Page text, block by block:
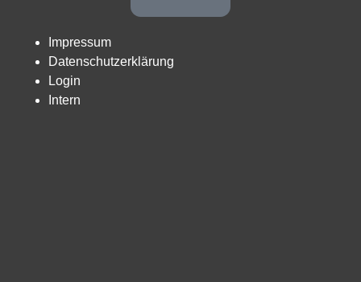
Impressum
Datenschutzerklärung
Login
Intern